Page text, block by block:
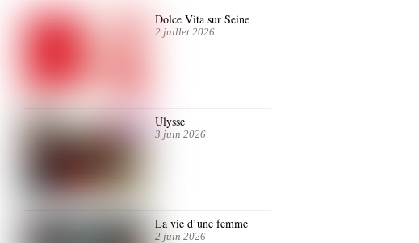
Dolce Vita sur Seine
2 juillet 2026
Ulysse
3 juin 2026
La vie d’une femme
2 juin 2026